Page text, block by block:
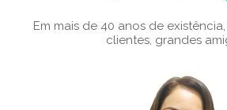
Em mais de 40 anos de
clientes, grandes